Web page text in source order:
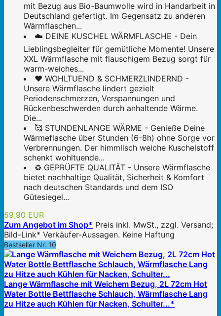
mit Bezug aus Bio-Baumwolle wird in Handarbeit in
Deutschland gefertigt. Im Gegensatz zu anderen
Wärmflaschen...
☁️ DEINE KUSCHEL WÄRMFLASCHE - Dein
Lieblingsbegleiter für gemütliche Momente! Unsere
XXL Wärmflasche mit flauschigem Bezug sorgt für
warm-weiches...
❤️ WOHLTUEND & SCHMERZLINDERND -
Unsere Wärmflasche lindert gezielt
Periodenschmerzen, Verspannungen und
Rückenbeschwerden durch anhaltende Wärme.
Die...
🥰 STUNDENLANGE WÄRME - Genieße Deine
Wärmeflasche über Stunden (6-8h) ohne Sorge vor
Verbrennungen. Der himmlisch weiche Kuschelstoff
schenkt wohltuende...
♻️ GEPRÜFTE QUALITÄT - Unsere Wärmflasche
bietet nachhaltige Qualität, Sicherheit & Komfort
nach deutschen Standards und dem ISO
Gütesiegel...
59,90 EUR
Zum Angebot im Shop* Preis inkl. MwSt., zzgl. Versand;
Bild-Link* Verkäufer-Aussagen. Keine Haftung
Bestseller Nr. 10
Lange Wärmflasche mit Weichem Bezug, 2L 72cm Hot
Water Bottle Bettflasche Schlauch, Wärmflasche Lang
zu Hitze auch Kühlen für Nacken, Schulter...*